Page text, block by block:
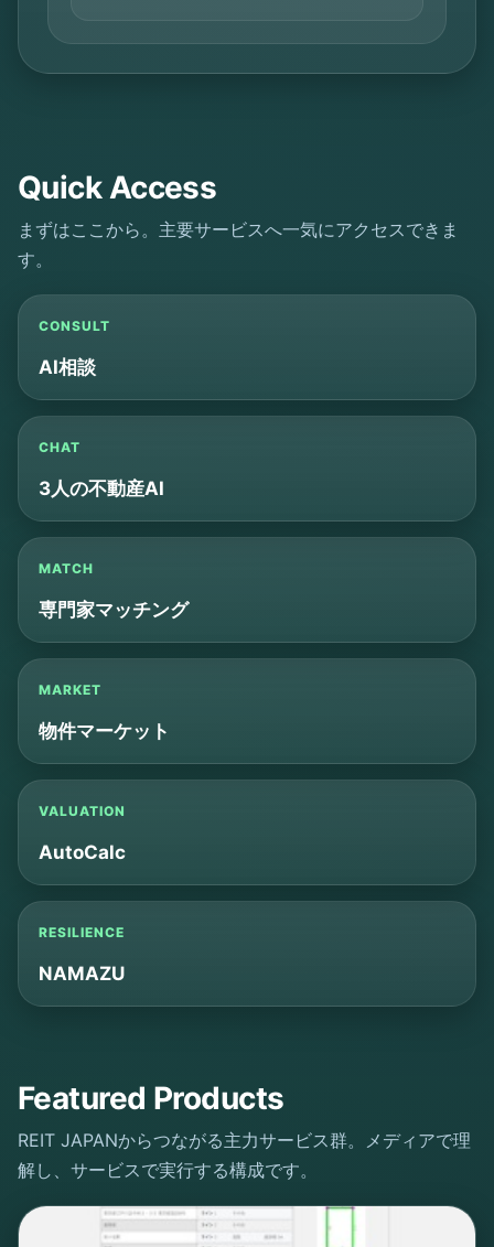
Quick Access
まずはここから。主要サービスへ一気にアクセスできま
す。
CONSULT
AI相談
CHAT
3人の不動産AI
MATCH
専門家マッチング
MARKET
物件マーケット
VALUATION
AutoCalc
RESILIENCE
NAMAZU
Featured Products
REIT JAPANからつながる主力サービス群。メディアで理
解し、サービスで実行する構成です。